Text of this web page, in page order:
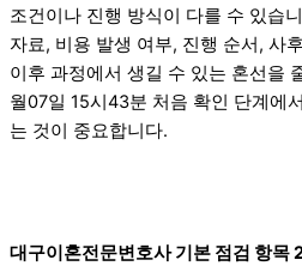
조건이나 진행 방식이 다를 수 있습
자료, 비용 발생 여부, 진행 순서, 사
이후 과정에서 생길 수 있는 혼선을
월07일 15시43분 처음 확인 단계에
는 것이 중요합니다.
대구이혼전문변호사 기본 점검 항